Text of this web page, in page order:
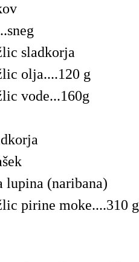
sladkorja
olja....120 g
vode...160g
lupina (naribana)
pirine moke....310 g